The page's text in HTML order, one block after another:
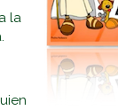
la